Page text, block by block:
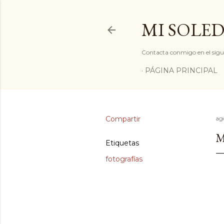
MI
Contacta conmigo en el
PÁGINA PRINCIPAL
Compartir
Etiquetas
fotografías